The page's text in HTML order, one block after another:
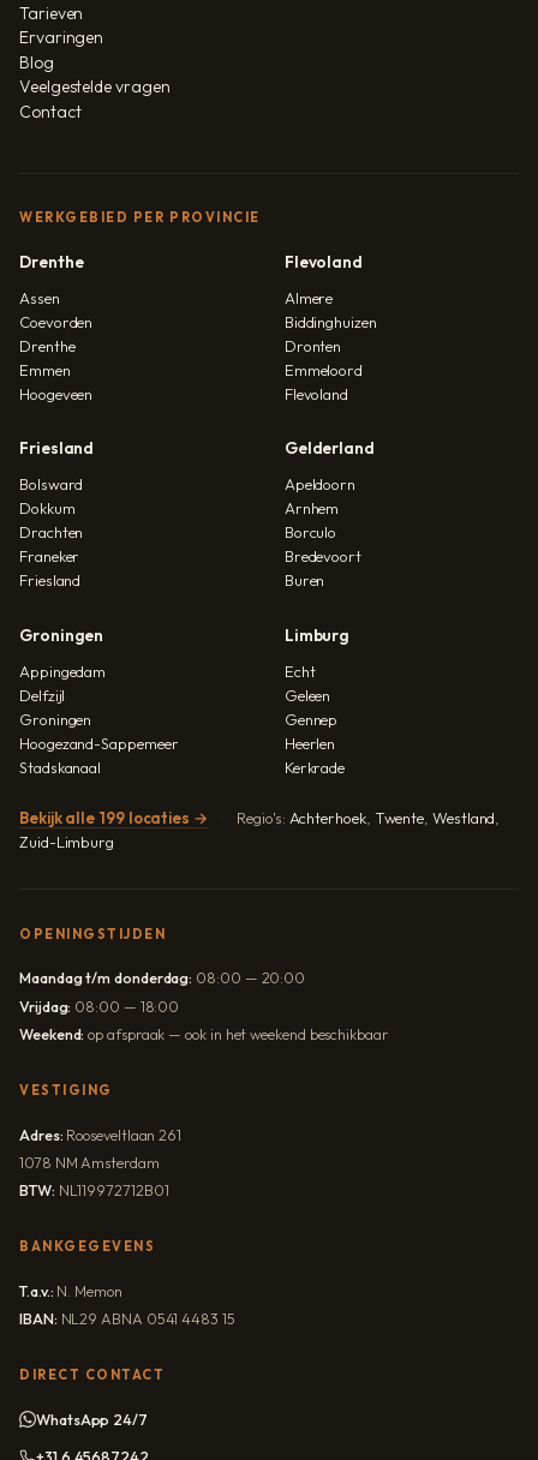
Tarieven
Ervaringen
Blog
Veelgestelde vragen
Contact
WERKGEBIED PER PROVINCIE
Drenthe
Assen
Coevorden
Drenthe
Emmen
Hoogeveen
Flevoland
Almere
Biddinghuizen
Dronten
Emmeloord
Flevoland
Friesland
Bolsward
Dokkum
Drachten
Franeker
Friesland
Gelderland
Apeldoorn
Arnhem
Borculo
Bredevoort
Buren
Groningen
Appingedam
Delfzijl
Groningen
Hoogezand-Sappemeer
Stadskanaal
Limburg
Echt
Geleen
Gennep
Heerlen
Kerkrade
Bekijk alle 199 locaties → Regio's: Achterhoek, Twente Westland
Zuid-Limburg
OPENINGSTIJDEN
Maandag t/m donderdag: 08:00 — 20:00
Vrijdag: 08:00 — 18:00
Weekend: op afspraak — ook in het weekend beschikbaar
VESTIGING
Adres: Rooseveltlaan 261
1078 NM Amsterdam
BTW: NL119972712B01
BANKGEGEVENS
T.a.v.: N. Memon
IBAN: NL29 ABNA 0541 4483 15
DIRECT CONTACT
WhatsApp 24/7